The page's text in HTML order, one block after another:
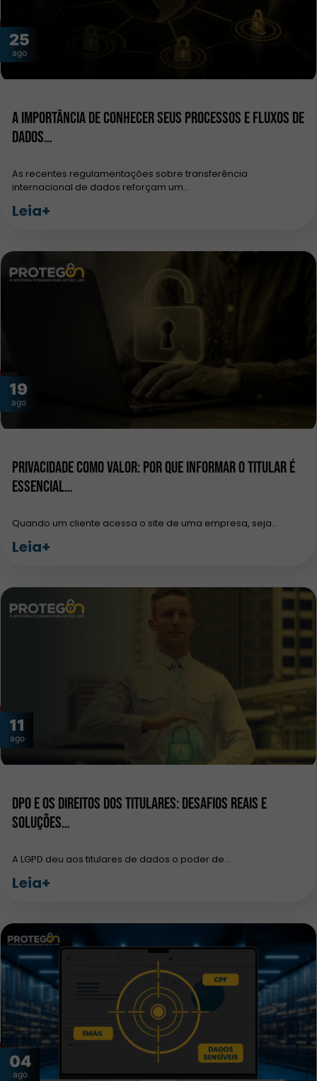
25
ago
A importância de conhecer seus processos e fluxos de
dados…
As recentes regulamentações sobre transferência
internacional de dados reforçam um…
Leia+
19
ago
Privacidade como Valor: Por que Informar o Titular é
Essencial…
Quando um cliente acessa o site de uma empresa, seja…
Leia+
11
ago
DPO e os Direitos dos Titulares: Desafios Reais e
Soluções…
A LGPD deu aos titulares de dados o poder de…
Leia+
04
ago